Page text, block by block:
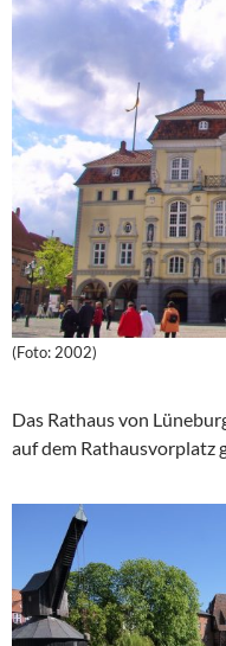
(Foto: 2002)
Das Rathaus von
auf dem Rathausvorplatz